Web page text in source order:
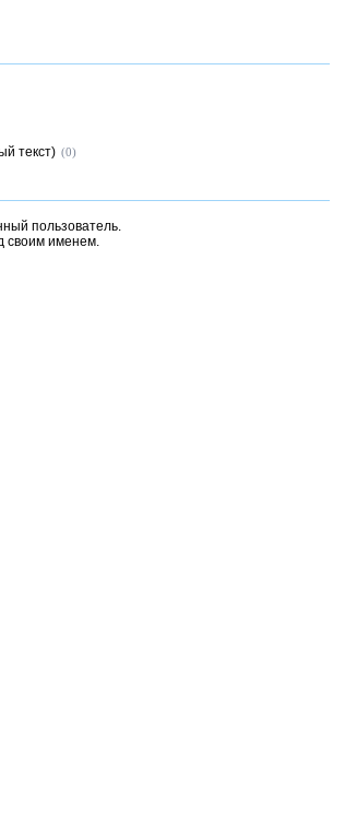
текст) (0)
пользователь.
своим именем.